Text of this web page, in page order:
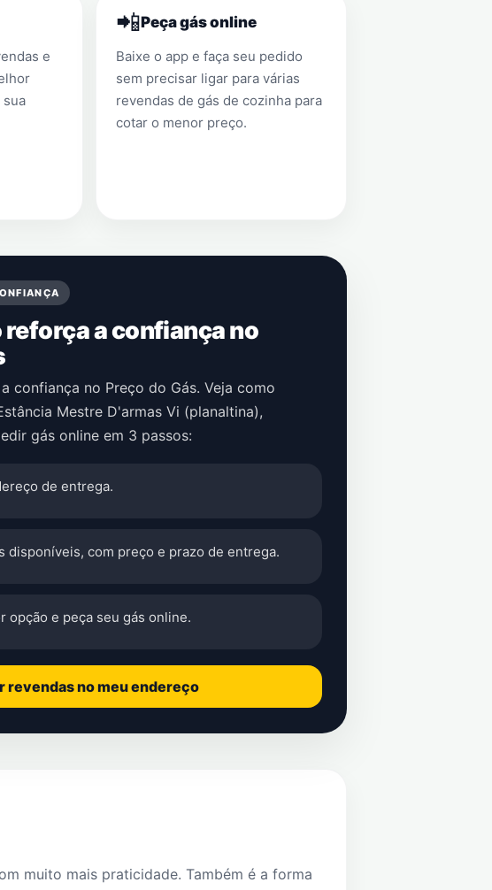
e
sua
📲Peça gás online
Baixe o app e faça seu pedido
sem precisar ligar para várias
revendas de gás de cozinha para
cotar o menor preço.
reforça a confiança no
confiança no Preço do Gás. Veja como
Mestre D'armas Vi (planaltina),
gás online em 3 passos:
de entrega.
disponíveis, com preço e prazo de entrega.
opção e peça seu gás online.
revendas no meu endereço
muito mais praticidade. Também é a forma